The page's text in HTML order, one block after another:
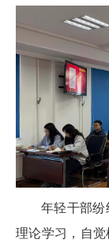
年轻干部
理论学习，自觉